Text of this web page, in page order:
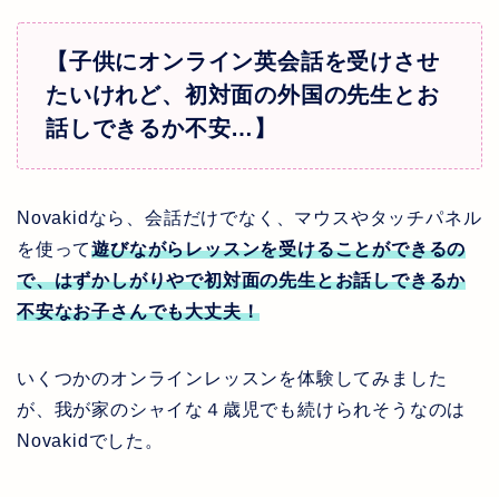
【子供にオンライン英会話を受けさせ
たいけれど、初対面の外国の先生とお
話しできるか不安… 】
Novakidなら、会話だけでなく、マウスやタッチパネル
を使って遊びながらレッスンを受けることができるの
で、はずかしがりやで初対面の先生とお話しできるか
不安なお子さんでも大丈夫！
いくつかのオンラインレッスンを体験してみました
が、我が家のシャイな４歳児でも続けられそうなのは
Novakidでした。